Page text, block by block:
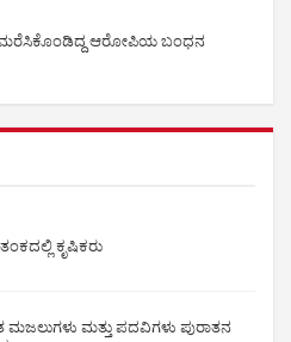
ಆರೋಪಿಯ ಬಂಧನ
ಕೃಷಿಕರು
ಮಜಲುಗಳು ಮತ್ತು ಪದವಿಗಳು ಪುರಾತನ